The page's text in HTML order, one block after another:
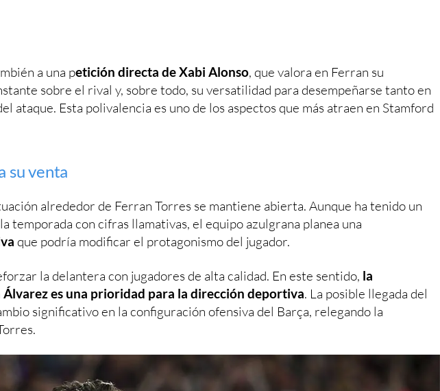
a una petición directa de Xabi Alonso, que valora en Ferran su
sobre el rival y, sobre todo, su versatilidad para desempeñarse tanto en
ataque. Esta polivalencia es uno de los aspectos que más atraen en Stamford
su venta
alrededor de Ferran Torres se mantiene abierta. Aunque ha tenido un
temporada con cifras llamativas, el equipo azulgrana planea una
que podría modificar el protagonismo del jugador.
la delantera con jugadores de alta calidad. En este sentido, la
es una prioridad para la dirección deportiva. La posible llegada del
significativo en la configuración ofensiva del Barça, relegando la